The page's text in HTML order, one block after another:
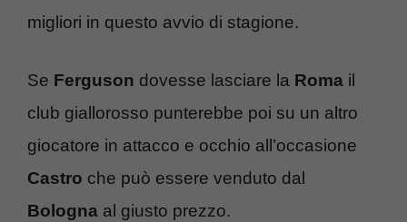
migliori in questo avvio di stagione.
Se Ferguson dovesse lasciare la Roma il
club giallorosso punterebbe poi su un altro
giocatore in attacco e occhio all’occasione
Castro che può essere venduto dal
Bologna al giusto prezzo.